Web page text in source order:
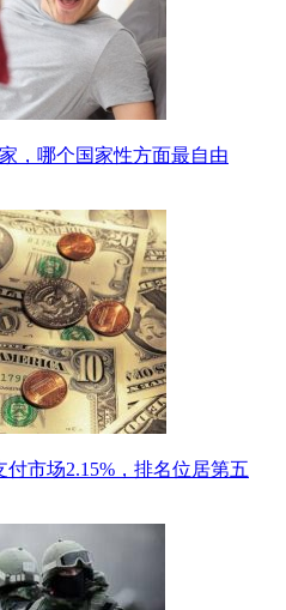
，哪个国家性方面最自由
付市场2.15%，排名位居第五